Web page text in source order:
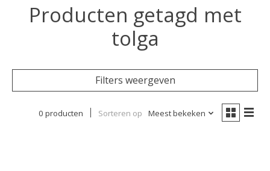
Producten getagd met
tolga
Filters weergeven
0 producten Sorteren op Meest bekeken